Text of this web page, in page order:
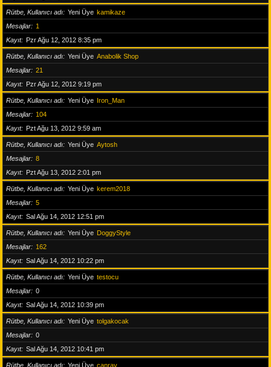
Rütbe, Kullanıcı adı Yeni Üye kamikaze
Mesajlar
1
Kayıt
Pzr Ağu 12, 2012 8:35 pm
Rütbe, Kullanıcı adı Yeni Üye Anabolik Shop
Mesajlar
21
Kayıt
Pzr Ağu 12, 2012 9:19 pm
Rütbe, Kullanıcı adı Yeni Üye Iron_Man
Mesajlar
104
Kayıt
Pzt Ağu 13, 2012 9:59 am
Rütbe, Kullanıcı adı Yeni Üye Aytosh
Mesajlar
8
Kayıt
Pzt Ağu 13, 2012 2:01 pm
Rütbe, Kullanıcı adı Yeni Üye kerem2018
Mesajlar
5
Kayıt
Sal Ağu 14, 2012 12:51 pm
Rütbe, Kullanıcı adı Yeni Üye DoggyStyle
Mesajlar
162
Kayıt
Sal Ağu 14, 2012 10:22 pm
Rütbe, Kullanıcı adı Yeni Üye testocu
Mesajlar
0
Kayıt
Sal Ağu 14, 2012 10:39 pm
Rütbe, Kullanıcı adı Yeni Üye tolgakocak
Mesajlar
0
Kayıt
Sal Ağu 14, 2012 10:41 pm
Rütbe, Kullanıcı adı Yeni Üye canray